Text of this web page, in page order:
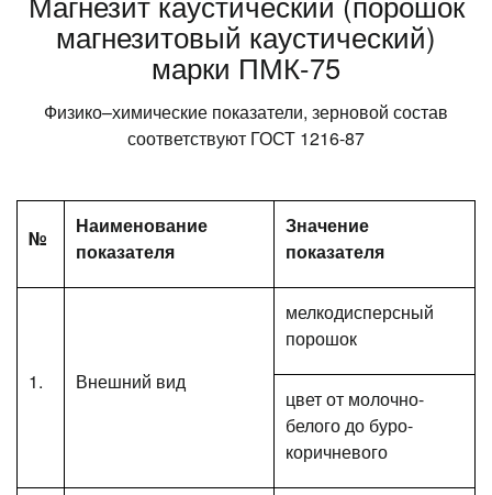
магнезитовый каустический)
марки ПМК-75
Физико–химические показатели, зерновой состав
соответствуют ГОСТ 1216-87
№
Наименование
показателя
Значение
показателя
1. Внешний вид
мелкодисперсный
порошок
цвет от молочно-
белого до буро-
коричневого